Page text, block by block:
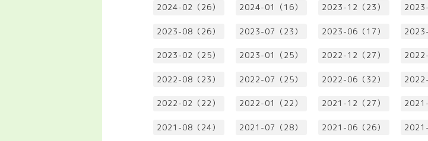
2024-02（26） 2024-01（16） 2023-12（23）
2023-08（26） 2023-07（23） 2023-06（17）
2023-02（25） 2023-01（25） 2022-12（27）
2022-08（23） 2022-07（25） 2022-06（32）
2022-02（22） 2022-01（22） 2021-12（27）
2021-08（24） 2021-07（28） 2021-06（26）